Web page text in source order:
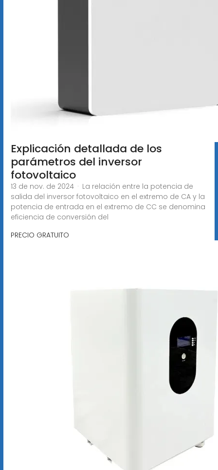
Explicación detallada de los
parámetros del inversor
fotovoltaico
13 de nov. de 2024 · La relación entre la potencia de
salida del inversor fotovoltaico en el extremo de CA y la
potencia de entrada en el extremo de CC se denomina
eficiencia de conversión del
PRECIO GRATUITO